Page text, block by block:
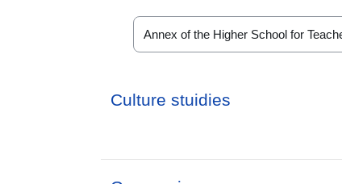
Course categories
Culture stuidies